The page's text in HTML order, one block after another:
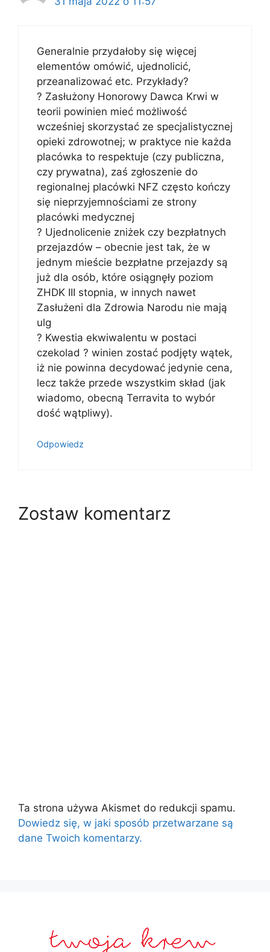
Generalnie przydałoby się więcej
elementów omówić, ujednolicić,
przeanalizować etc. Przykłady?
? Zasłużony Honorowy Dawca Krwi w
teorii powinien mieć możliwość
wcześniej skorzystać ze specjalistycznej
opieki zdrowotnej; w praktyce nie każda
placówka to respektuje (czy publiczna,
czy prywatna), zaś zgłoszenie do
regionalnej placówki NFZ często kończy
się nieprzyjemnościami ze strony
placówki medycznej
? Ujednolicenie zniżek czy bezpłatnych
przejazdów – obecnie jest tak, że w
jednym mieście bezpłatne przejazdy są
już dla osób, które osiągnęły poziom
ZHDK III stopnia, w innych nawet
Zasłużeni dla Zdrowia Narodu nie mają
ulg
? Kwestia ekwiwalentu w postaci
czekolad ? winien zostać podjęty wątek,
iż nie powinna decydować jedynie cena,
lecz także przede wszystkim skład (jak
wiadomo, obecną Terravita to wybór
dość wątpliwy).
Odpowiedz
Zostaw komentarz
Ta strona używa Akismet do redukcji spamu.
Dowiedz się, w jaki sposób przetwarzane są
dane Twoich komentarzy.